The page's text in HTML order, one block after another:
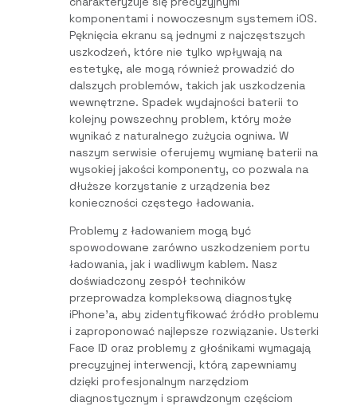
komponentami i nowoczesnym systemem iOS.
Pęknięcia ekranu są jednymi z najczęstszych
uszkodzeń, które nie tylko wpływają na
estetykę, ale mogą również prowadzić do
dalszych problemów, takich jak uszkodzenia
wewnętrzne. Spadek wydajności baterii to
kolejny powszechny problem, który może
wynikać z naturalnego zużycia ogniwa. W
naszym serwisie oferujemy wymianę baterii na
wysokiej jakości komponenty, co pozwala na
dłuższe korzystanie z urządzenia bez
konieczności częstego ładowania.
Problemy z ładowaniem mogą być
spowodowane zarówno uszkodzeniem portu
ładowania, jak i wadliwym kablem. Nasz
doświadczony zespół techników
przeprowadza kompleksową diagnostykę
iPhone’a, aby zidentyfikować źródło problemu
i zaproponować najlepsze rozwiązanie. Usterki
Face ID oraz problemy z głośnikami wymagają
precyzyjnej interwencji, którą zapewniamy
dzięki profesjonalnym narzędziom
diagnostycznym i sprawdzonym częściom